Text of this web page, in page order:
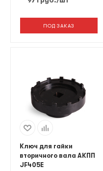
ПОД ЗАКАЗ
Ключ для гайки
вторичного вала АКПП
JF405E